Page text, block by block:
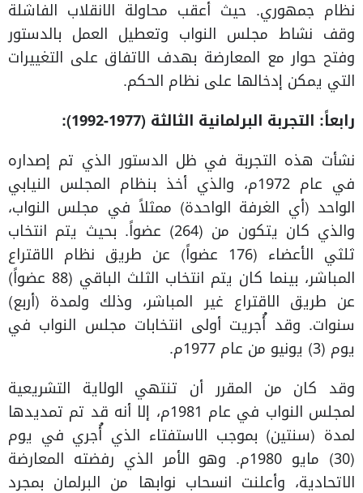
نظام جمهوري. حيث أعقب محاولة الانقلاب الفاشلة
وقف نشاط مجلس النواب وتعطيل العمل بالدستور
وفتح حوار مع المعارضة بهدف الاتفاق على التغييرات
التي يمكن إدخالها على نظام الحكم.
رابعاً: التجربة البرلمانية الثالثة (1977-1992):
نشأت هذه التجربة في ظل الدستور الذي تم إصداره
في عام 1972م، والذي أخذ بنظام المجلس النيابي
الواحد (أي الغرفة الواحدة) ممثلاً في مجلس النواب،
والذي كان يتكون من (264) عضواً. بحيث يتم انتخاب
ثلثي الأعضاء (176 عضواً) عن طريق نظام الاقتراع
المباشر، بينما كان يتم انتخاب الثلث الباقي (88 عضواً)
عن طريق الاقتراع غير المباشر، وذلك ولمدة (أربع)
سنوات. وقد أُجريت أولى انتخابات مجلس النواب في
يوم (3) يونيو من عام 1977م.
وقد كان من المقرر أن تنتهي الولاية التشريعية
لمجلس النواب في عام 1981م، إلا أنه قد تم تمديدها
لمدة (سنتين) بموجب الاستفتاء الذي أُجري في يوم
(30) مايو 1980م. وهو الأمر الذي رفضته المعارضة
الاتحادية، وأعلنت انسحاب نوابها من البرلمان بمجرد